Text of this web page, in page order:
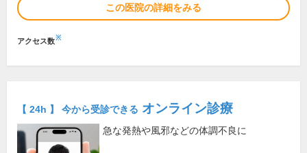
この医院の詳細をみる
アクセス数※
【 24h 】 今から受診できる オンライン診療
急な発熱や風邪などの体調不良に